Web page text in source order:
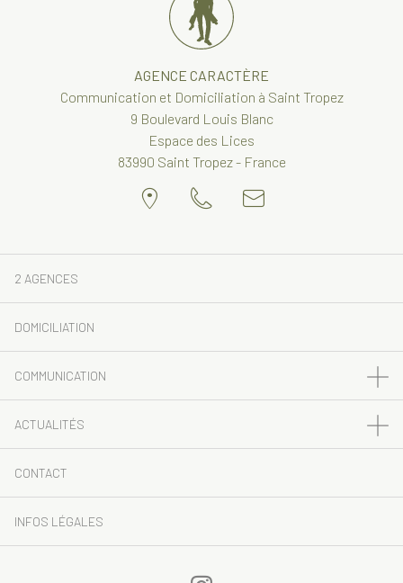
AGENCE CARACTÈRE
Communication et Domiciliation à Saint Tropez
9 Boulevard Louis Blanc
Espace des Lices
83990 Saint Tropez - France
2 AGENCES
DOMICILIATION
COMMUNICATION
ACTUALITÉS
CONTACT
INFOS LÉGALES